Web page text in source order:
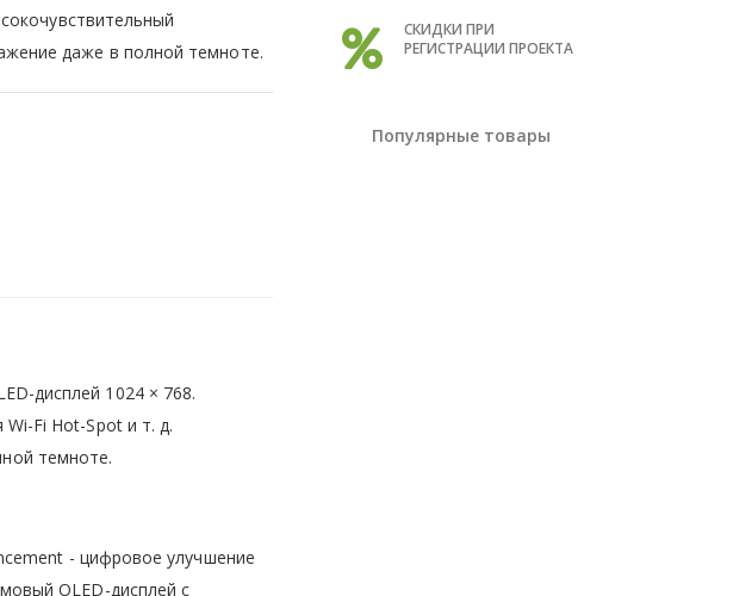
даже в полной темноте.
дисплей 1024 × 768.
Fi Hot-Spot и т. д.
темноте.
- цифровое улучшение
OLED-дисплей с
СКИДКИ ПРИ
РЕГИСТРАЦИИ ПРОЕКТА
Популярные товары